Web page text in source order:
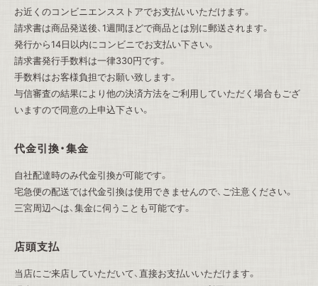
お近くのコンビニエンスストアでお支払いいただけます。
請求書は商品発送後、1週間ほどで商品とは別に郵送されます。
発行から14日以内にコンビニでお支払い下さい。
請求書発行手数料は一律330円です。
手数料はお客様負担でお願い致します。
与信審査の結果により他の決済方法をご利用していただく場合もござ
いますので同意の上申込下さい。
代金引換・集金
自社配達時のみ代金引換が可能です。
宅急便の配送では代金引換は使用できませんので、ご注意ください。
三宮周辺へは、集金に伺うことも可能です。
店頭支払
当店にご来店していただいて、直接お支払いいただけます。